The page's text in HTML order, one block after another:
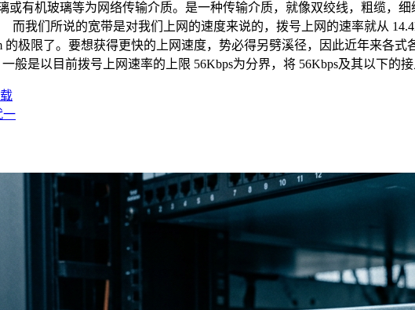
或有机玻璃等为网络传输介质。是一种传输介质，就像双绞线，粗缆，
们所说的宽带是对我们上网的速度来说的，拨号上网的速率就从
的极限了。要想获得更快的上网速度，势必得另劈溪径，因此近年来各
般是以目前拨号上网速率的上限 56Kbps为分界，将 56Kbps及其以下的
一